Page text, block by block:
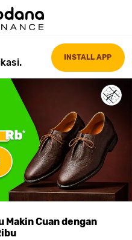
INSTALL APP
Makin Cuan dengan